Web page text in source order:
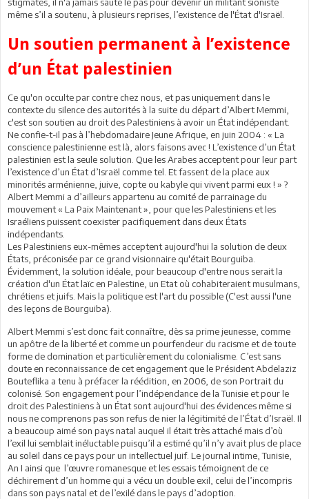
même s’il a soutenu, à plusieurs reprises, l’existence de l'État d'Israël.
Un soutien permanent à l’existence
d’un État palestinien
Ce qu'on occulte par contre chez nous, et pas uniquement dans le
contexte du silence des autorités à la suite du départ d’Albert Memmi,
c'est son soutien au droit des Palestiniens à avoir un État indépendant.
Ne confie-t-il pas à l’hebdomadaire Jeune Afrique, en juin 2004 : « La
conscience palestinienne est là, alors faisons avec ! L’existence d’un État
palestinien est la seule solution. Que les Arabes acceptent pour leur part
l’existence d’un État d’Israël comme tel. Et fassent de la place aux
minorités arménienne, juive, copte ou kabyle qui vivent parmi eux ! » ?
Albert Memmi a d’ailleurs appartenu au comité de parrainage du
mouvement « La Paix Maintenant », pour que les Palestiniens et les
Israéliens puissent coexister pacifiquement dans deux États
indépendants.
Les Palestiniens eux-mêmes acceptent aujourd'hui la solution de deux
États, préconisée par ce grand visionnaire qu'était Bourguiba.
Évidemment, la solution idéale, pour beaucoup d'entre nous serait la
création d'un État laïc en Palestine, un Etat où cohabiteraient musulmans,
chrétiens et juifs. Mais la politique est l'art du possible (C'est aussi l'une
des leçons de Bourguiba).
Albert Memmi s’est donc fait connaître, dès sa prime jeunesse, comme
un apôtre de la liberté et comme un pourfendeur du racisme et de toute
forme de domination et particulièrement du colonialisme. C’est sans
doute en reconnaissance de cet engagement que le Président Abdelaziz
Bouteflika a tenu à préfacer la réédition, en 2006, de son Portrait du
colonisé. Son engagement pour l’indépendance de la Tunisie et pour le
droit des Palestiniens à un État sont aujourd'hui des évidences même si
nous ne comprenons pas son refus de nier la légitimité de l’État d’Israël. Il
a beaucoup aimé son pays natal auquel il était très attaché mais d’où
l’exil lui semblait inéluctable puisqu’il a estimé qu’il n’y avait plus de place
au soleil dans ce pays pour un intellectuel juif. Le journal intime, Tunisie,
An I ainsi que l’œuvre romanesque et les essais témoignent de ce
déchirement d’un homme qui a vécu un double exil, celui de l’incompris
dans son pays natal et de l’exilé dans le pays d’adoption.